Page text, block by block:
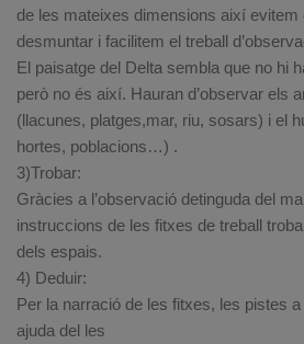
de les mateixes dimensions així evitem
desmuntar i facilitem el treball
El paisatge del Delta sembla que no hi
però no és així. Hauran d’observar els
(llacunes, platges,mar, riu, sosars) i el
hortes, poblacions…) .
3)Trobar:
Gràcies a l’observació detinguda del
instruccions de les fitxes de treball
dels espais.
4) Deduir:
Per la narració de les fitxes, les pistes
ajuda del les